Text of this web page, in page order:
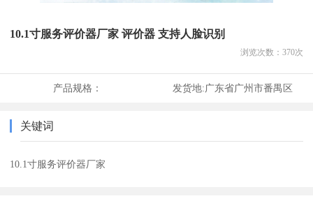
10.1寸服务评价器厂家 评价器 支持人脸识别
浏览次数： 370次
产品规格： 发货地:广东省广州市番禺区
关键词
10.1寸服务评价器厂家